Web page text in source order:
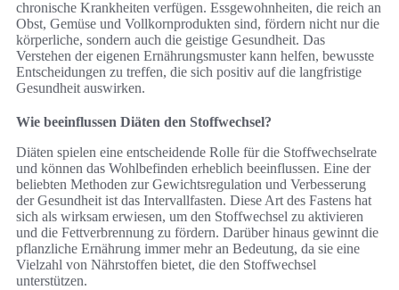
chronische Krankheiten verfügen. Essgewohnheiten, die reich an
Obst, Gemüse und Vollkornprodukten sind, fördern nicht nur die
körperliche, sondern auch die geistige Gesundheit. Das
Verstehen der eigenen Ernährungsmuster kann helfen, bewusste
Entscheidungen zu treffen, die sich positiv auf die langfristige
Gesundheit auswirken.
Wie beeinflussen Diäten den Stoffwechsel?
Diäten spielen eine entscheidende Rolle für die Stoffwechselrate
und können das Wohlbefinden erheblich beeinflussen. Eine der
beliebten Methoden zur Gewichtsregulation und Verbesserung
der Gesundheit ist das Intervallfasten. Diese Art des Fastens hat
sich als wirksam erwiesen, um den Stoffwechsel zu aktivieren
und die Fettverbrennung zu fördern. Darüber hinaus gewinnt die
pflanzliche Ernährung immer mehr an Bedeutung, da sie eine
Vielzahl von Nährstoffen bietet, die den Stoffwechsel
unterstützen.